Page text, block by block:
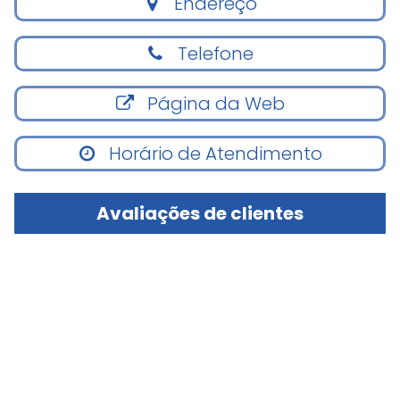
Telefone
Página da Web
Horário de Atendimento
Avaliações de clientes